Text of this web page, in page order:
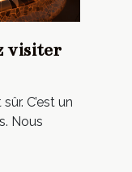
visiter
C’est un
Nous